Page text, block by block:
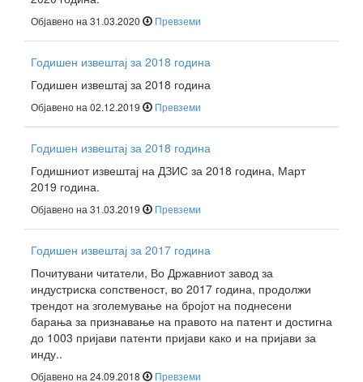
Објавено на 31.03.2020 Превземи
Годишен извештај за 2018 година
Годишен извештај за 2018 година
Објавено на 02.12.2019 Превземи
Годишен извештај за 2018 година
Годишниот извештај на ДЗИС за 2018 година, Март
2019 година.
Објавено на 31.03.2019 Превземи
Годишен извештај за 2017 година
Почитувани читатели, Во Државниот завод за
индустриска сопственост, во 2017 година, продолжи
трендот на зголемување на бројот на поднесени
барања за признавање на правото на патент и достигна
до 1003 пријави патенти пријави како и на пријави за
инду..
Објавено на 24.09.2018 Превземи